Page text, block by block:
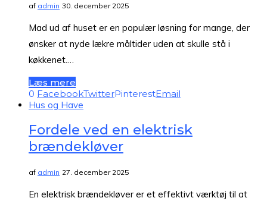
af admin 30. december 2025
Mad ud af huset er en populær løsning for mange, der
ønsker at nyde lækre måltider uden at skulle stå i
køkkenet.…
Læs mere
0 FacebookTwitterPinterestEmail
Hus og Have
Fordele ved en elektrisk
brændekløver
af admin 27. december 2025
En elektrisk brændekløver er et effektivt værktøj til at